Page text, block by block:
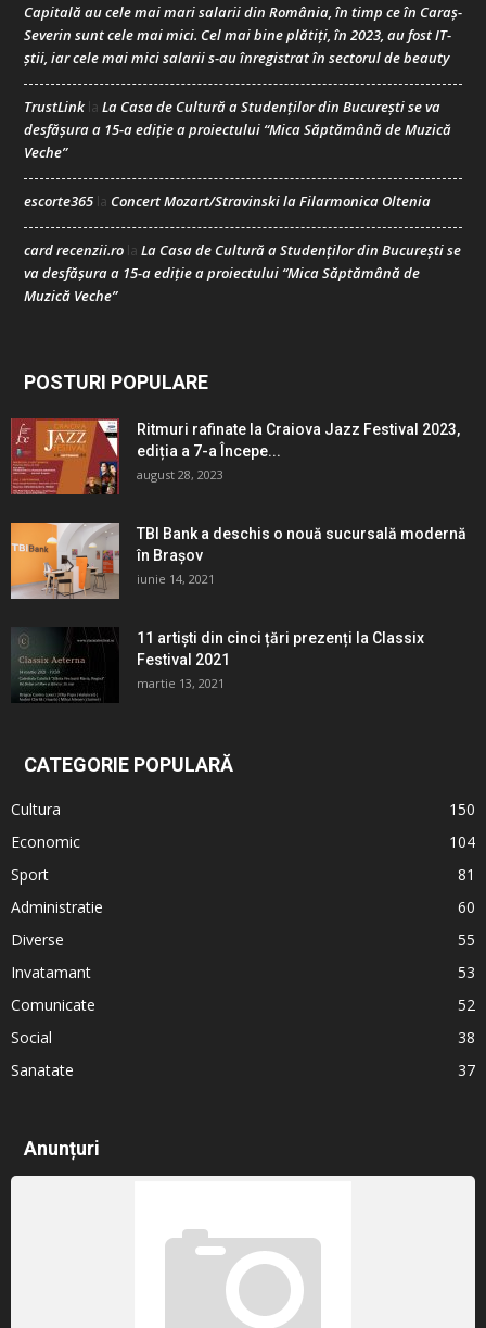
Capitală au cele mai mari salarii din România, în timp ce în Caraș-
Severin sunt cele mai mici. Cel mai bine plătiți, în 2023, au fost IT-
știi, iar cele mai mici salarii s-au înregistrat în sectorul de beauty
TrustLink la La Casa de Cultură a Studenților din București se va
desfășura a 15-a ediție a proiectului “Mica Săptămână de Muzică
Veche”
escorte365 la Concert Mozart/Stravinski la Filarmonica Oltenia
card recenzii.ro la La Casa de Cultură a Studenților din București se
va desfășura a 15-a ediție a proiectului “Mica Săptămână de
Muzică Veche”
POSTURI POPULARE
Ritmuri rafinate la Craiova Jazz Festival 2023,
ediția a 7-a Începe...
august 28, 2023
TBI Bank a deschis o nouă sucursală modernă
în Brașov
iunie 14, 2021
11 artiști din cinci țări prezenți la Classix
Festival 2021
martie 13, 2021
CATEGORIE POPULARĂ
Cultura
150
Economic
104
Sport
81
Administratie
60
Diverse
55
Invatamant
53
Comunicate
52
Social
38
Sanatate
37
Anunțuri